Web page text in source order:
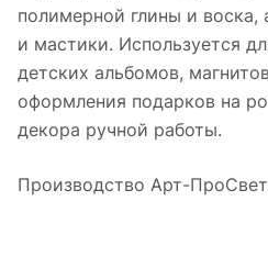
полимерной глины и
и мастики. Используется
детских альбомов,
оформления подарков на
декора ручной работы.
Производство Арт-